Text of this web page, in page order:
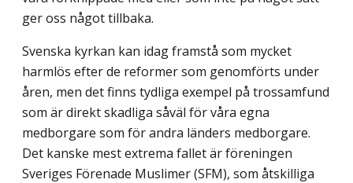
ger oss något tillbaka.
Svenska kyrkan kan idag framstå som mycket
harmlös efter de reformer som genomförts under
åren, men det finns tydliga exempel på trossamfund
som är direkt skadliga såväl för våra egna
medborgare som för andra länders medborgare.
Det kanske mest extrema fallet är föreningen
Sveriges Förenade Muslimer (SFM), som åtskilliga